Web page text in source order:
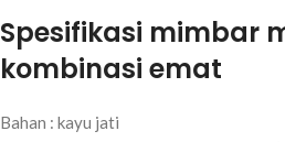
Spesifikasi mimbar
kombinasi emat
Bahan : kayu jati